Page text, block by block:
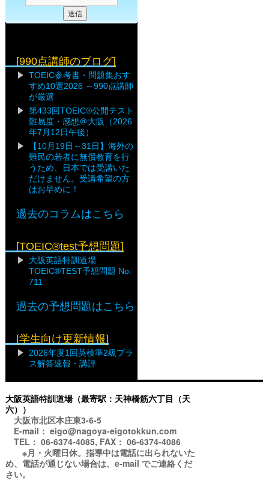
[990点講師のブログ]
TOEIC参考書・問題集おす
すめ10選2026 ～990点講師
が厳選
第433回TOEIC®公開テスト
難易度・感想＠大阪（2026
年7月12日午後）
【10月19日～31日】海外の
難民の若者に無償教育を行
うため、日本では受講いた
だけません。受講希望の方
はお早めに！
過去のコラムはこちら
[TOEIC®test予想問題]
大阪英語特訓道場
TOEIC®TEST予想問題 No.
711
過去の予想問題はこちら
[学生向け更新情報]
2026年度1回英検準2級プラ
ス解答速報・講評
大阪英語特訓道場（最寄駅：天神橋筋六丁目（天
六））
大阪市北区本庄東3-6-5
E-mail： eigo@nagoya-eigotokkun.com
TEL： 06-6374-4085, FAX： 06-6374-4086
※月・火曜日休。指導中は電話に出られないた
め、電話が通じない場合は、e-mail でご連絡くだ
さい。